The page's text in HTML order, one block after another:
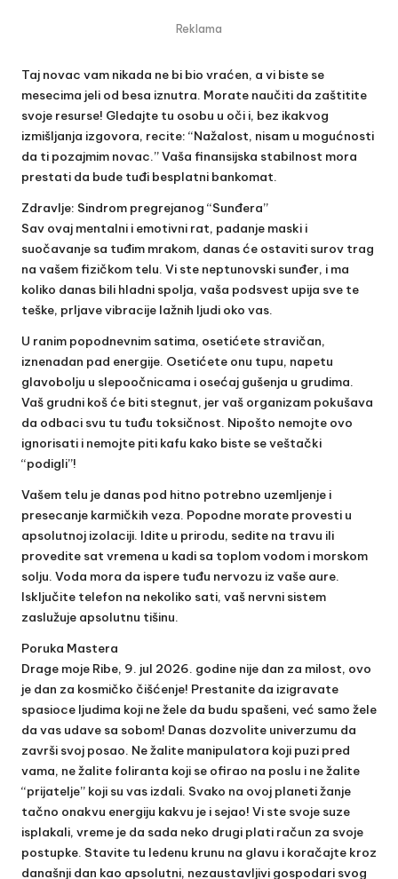
Reklama
Taj novac vam nikada ne bi bio vraćen, a vi biste se
mesecima jeli od besa iznutra. Morate naučiti da zaštitite
svoje resurse! Gledajte tu osobu u oči i, bez ikakvog
izmišljanja izgovora, recite: “Nažalost, nisam u mogućnosti
da ti pozajmim novac.” Vaša finansijska stabilnost mora
prestati da bude tuđi besplatni bankomat.
Zdravlje: Sindrom pregrejanog “Sunđera”
Sav ovaj mentalni i emotivni rat, padanje maski i
suočavanje sa tuđim mrakom, danas će ostaviti surov trag
na vašem fizičkom telu. Vi ste neptunovski sunđer, i ma
koliko danas bili hladni spolja, vaša podsvest upija sve te
teške, prljave vibracije lažnih ljudi oko vas.
U ranim popodnevnim satima, osetićete stravičan,
iznenadan pad energije. Osetićete onu tupu, napetu
glavobolju u slepoočnicama i osećaj gušenja u grudima.
Vaš grudni koš će biti stegnut, jer vaš organizam pokušava
da odbaci svu tu tuđu toksičnost. Nipošto nemojte ovo
ignorisati i nemojte piti kafu kako biste se veštački
“podigli”!
Vašem telu je danas pod hitno potrebno uzemljenje i
presecanje karmičkih veza. Popodne morate provesti u
apsolutnoj izolaciji. Idite u prirodu, sedite na travu ili
provedite sat vremena u kadi sa toplom vodom i morskom
solju. Voda mora da ispere tuđu nervozu iz vaše aure.
Isključite telefon na nekoliko sati, vaš nervni sistem
zaslužuje apsolutnu tišinu.
Poruka Mastera
Drage moje Ribe, 9. jul 2026. godine nije dan za milost, ovo
je dan za kosmičko čišćenje! Prestanite da izigravate
spasioce ljudima koji ne žele da budu spašeni, već samo žele
da vas udave sa sobom! Danas dozvolite univerzumu da
završi svoj posao. Ne žalite manipulatora koji puzi pred
vama, ne žalite foliranta koji se ofirao na poslu i ne žalite
“prijatelje” koji su vas izdali. Svako na ovoj planeti žanje
tačno onakvu energiju kakvu je i sejao! Vi ste svoje suze
isplakali, vreme je da sada neko drugi plati račun za svoje
postupke. Stavite tu ledenu krunu na glavu i koračajte kroz
današnji dan kao apsolutni, nezaustavljivi gospodari svog